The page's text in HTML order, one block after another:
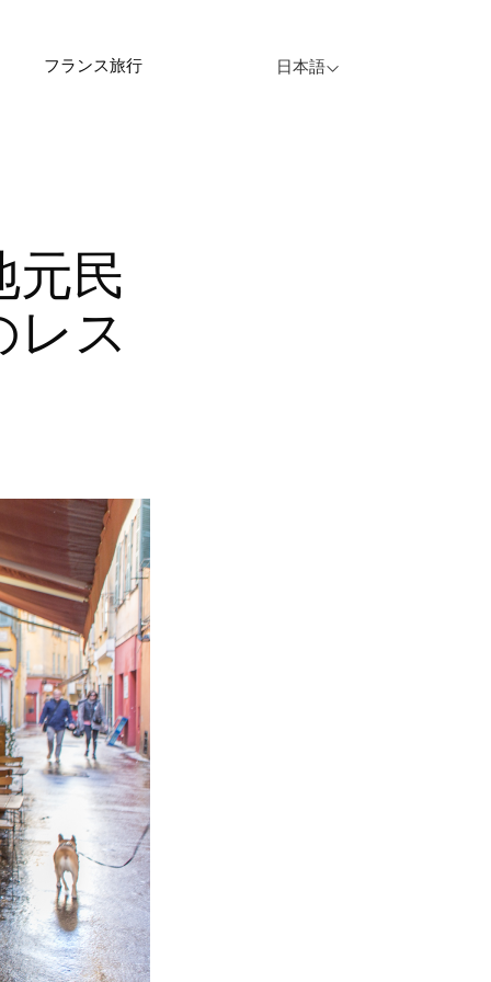
フランス旅行 日本語
レス